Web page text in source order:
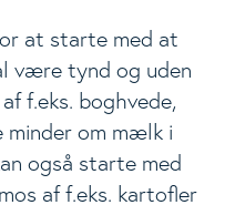
at starte med at
være tynd og uden
f.eks. boghvede,
minder om mælk i
også starte med
af f.eks. kartofler